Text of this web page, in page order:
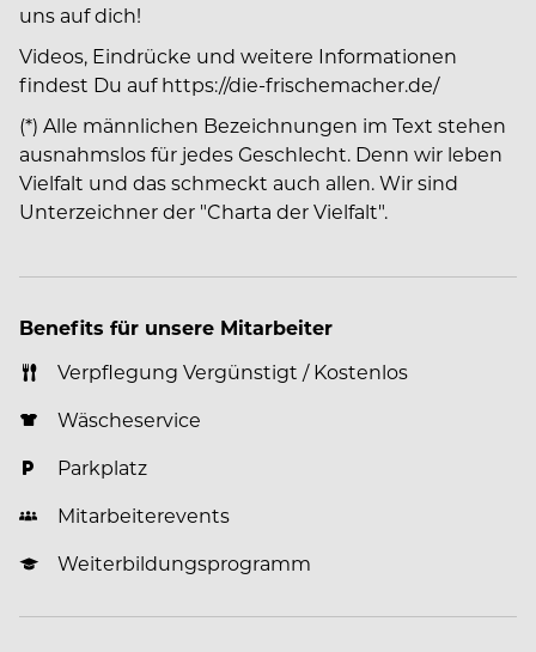
uns auf dich!
Videos, Eindrücke und weitere Informationen
findest Du auf https://die-frischemacher.de/
(*) Alle männlichen Bezeichnungen im Text stehen
ausnahmslos für jedes Geschlecht. Denn wir leben
Vielfalt und das schmeckt auch allen. Wir sind
Unterzeichner der "Charta der Vielfalt".
Benefits für unsere Mitarbeiter
Verpflegung Vergünstigt / Kostenlos
Wäscheservice
Parkplatz
Mitarbeiterevents
Weiterbildungsprogramm